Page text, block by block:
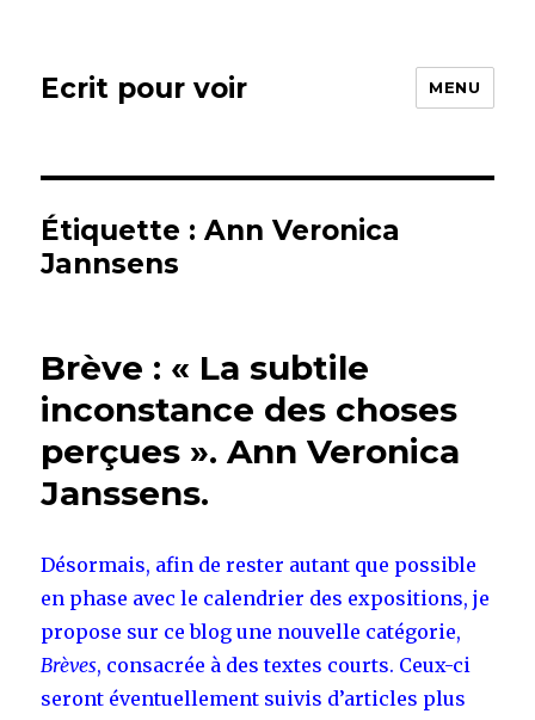
Ecrit pour voir MENU
Étiquette : Ann Veronica
Jannsens
Brève : « La subtile
inconstance des choses
perçues ». Ann Veronica
Janssens.
Désormais, afin de rester autant que possible
en phase avec le calendrier des expositions, je
propose sur ce blog une nouvelle catégorie,
Brèves, consacrée à des textes courts. Ceux-ci
seront éventuellement suivis d’articles plus